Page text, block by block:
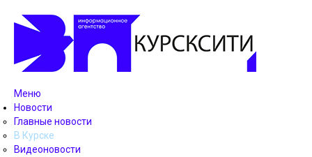
Меню
Новости
Главные новости
В Курске
Видеоновости